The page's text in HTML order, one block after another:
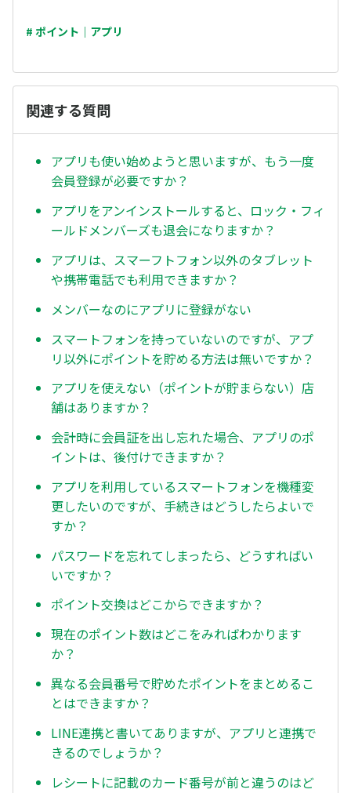
# ポイント｜アプリ
関連する質問
アプリも使い始めようと思いますが、もう一度
会員登録が必要ですか？
アプリをアンインストールすると、ロック・フィ
ールドメンバーズも退会になりますか？
アプリは、スマーフトフォン以外のタブレット
や携帯電話でも利用できますか？
メンバーなのにアプリに登録がない
スマートフォンを持っていないのですが、アプ
リ以外にポイントを貯める方法は無いですか？
アプリを使えない（ポイントが貯まらない）店
舗はありますか？
会計時に会員証を出し忘れた場合、アプリのポ
イントは、後付けできますか？
アプリを利用しているスマートフォンを機種変
更したいのですが、手続きはどうしたらよいで
すか？
パスワードを忘れてしまったら、どうすればい
いですか？
ポイント交換はどこからできますか？
現在のポイント数はどこをみればわかります
か？
異なる会員番号で貯めたポイントをまとめるこ
とはできますか？
LINE連携と書いてありますが、アプリと連携で
きるのでしょうか？
レシートに記載のカード番号が前と違うのはど